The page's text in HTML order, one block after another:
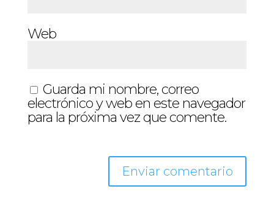
Web
Guarda mi nombre, correo
electrónico y web en este navegador
para la próxima vez que comente.